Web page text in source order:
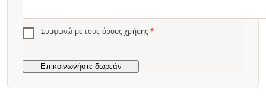
Συμφωνώ με τους όρους χρήσης *